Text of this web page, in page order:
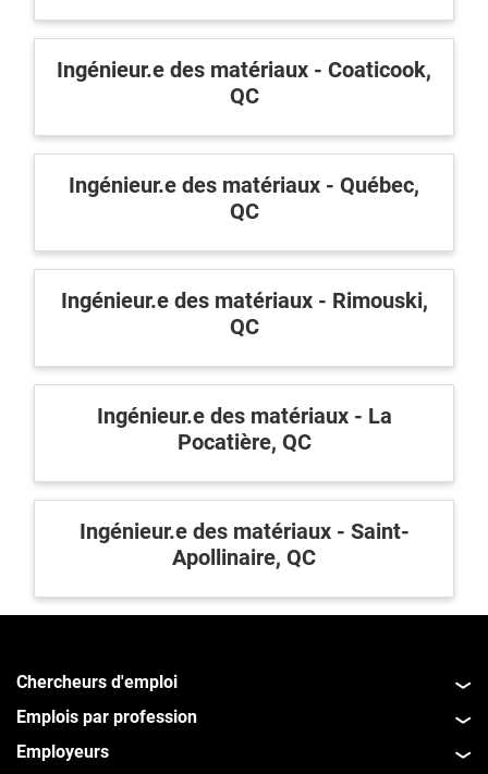
Ingénieur.e des matériaux - Coaticook,
QC
Ingénieur.e des matériaux - Québec,
QC
Ingénieur.e des matériaux - Rimouski,
QC
Ingénieur.e des matériaux - La
Pocatière, QC
Ingénieur.e des matériaux - Saint-
Apollinaire, QC
Chercheurs d'emploi
Emplois par profession
Employeurs